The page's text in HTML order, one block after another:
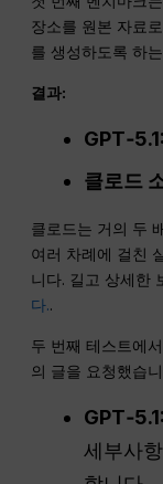
장소를 원본 자료
를 생성하도록 하
결과:
GPT‑5.1:
클로드
클로드는 거의 두
여러 차례에 걸친
니다. 길고 상세한
다..
두 번째 테스트에
의 글을 요청했습
GPT‑5.1:
세부사